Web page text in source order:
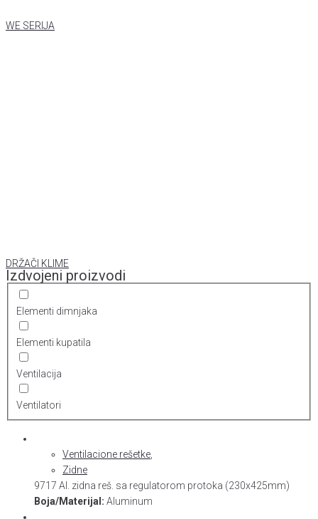
WE SERIJA
DRŽAČI KLIME
Izdvojeni proizvodi
Elementi dimnjaka
Elementi kupatila
Ventilacija
Ventilatori
Ventilacione rešetke
Zidne
9717 Al. zidna reš. sa regulatorom protoka (230x425mm)
Boja/Materijal: Aluminum